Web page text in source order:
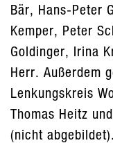
Bär, Hans-Peter
Kemper, Peter
Goldinger, Irina
Herr. Außerdem
Lenkungskreis
Thomas Heitz
(nicht abgebildet).